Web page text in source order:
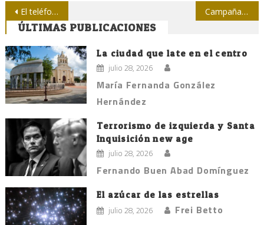
Navegación
de
entradas
El teléfono se descubrió en La Habana Campaña “Yo voto por Cuba”
ÚLTIMAS PUBLICACIONES
La ciudad que late en el centro
julio 28, 2026
María Fernanda González
Hernández
Terrorismo de izquierda y Santa
Inquisición new age
julio 28, 2026
Fernando Buen Abad Domínguez
El azúcar de las estrellas
julio 28, 2026 Frei Betto